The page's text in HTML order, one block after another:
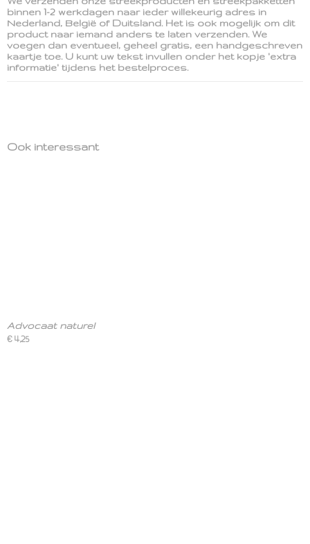
binnen 1-2 werkdagen naar ieder willekeurig adres in
Nederland, België of Duitsland. Het is ook mogelijk om dit
product naar iemand anders te laten verzenden. We
voegen dan eventueel, geheel gratis, een handgeschreven
kaartje toe. U kunt uw tekst invullen onder het kopje 'extra
informatie' tijdens het bestelproces.
Ook interessant
Advocaat naturel
€ 4,25